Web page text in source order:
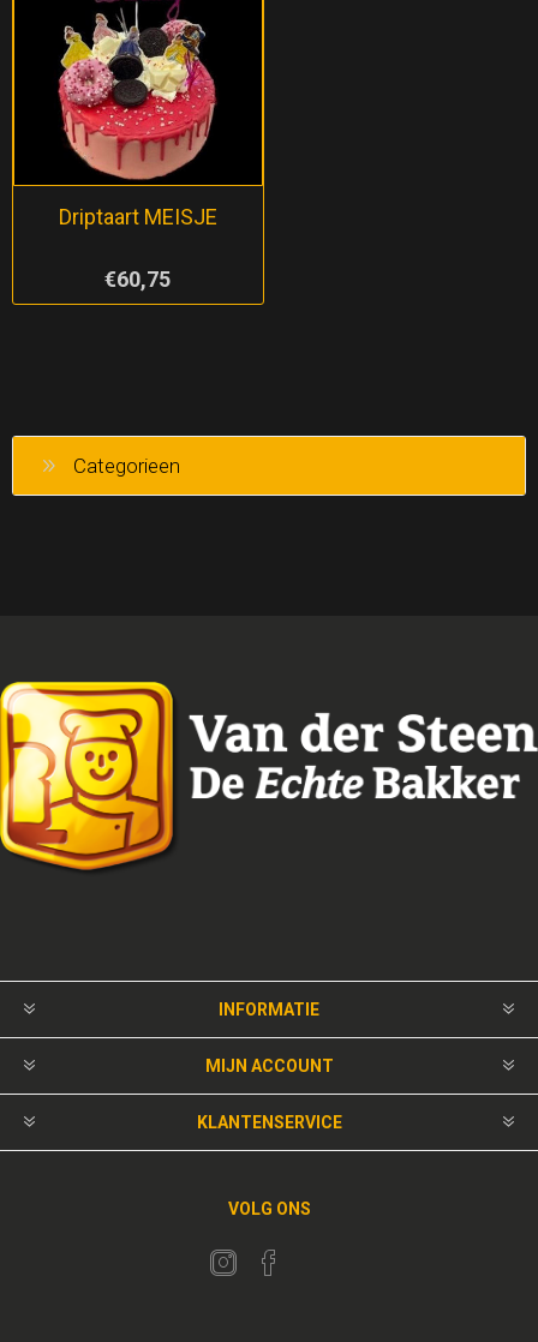
Driptaart MEISJE
€60,75
Categorieen
INFORMATIE
MIJN ACCOUNT
KLANTENSERVICE
VOLG ONS